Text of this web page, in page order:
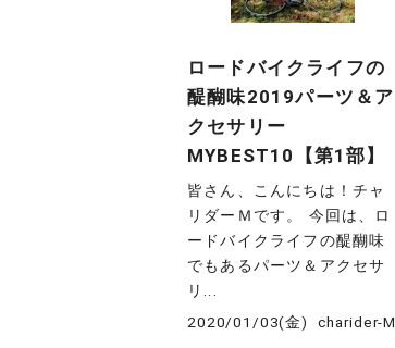
ロードバイクライフの
醍醐味2019パーツ＆ア
クセサリー
MYBEST10【第1部】
皆さん、こんにちは！チャ
リダーＭです。 今回は、ロ
ードバイクライフの醍醐味
でもあるパーツ＆アクセサ
リ...
2020/01/03(金) charider-M